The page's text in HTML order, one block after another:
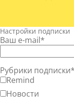
Настройки подписки
Ваш e-mail*
Рубрики подписки*
Remind
Новости